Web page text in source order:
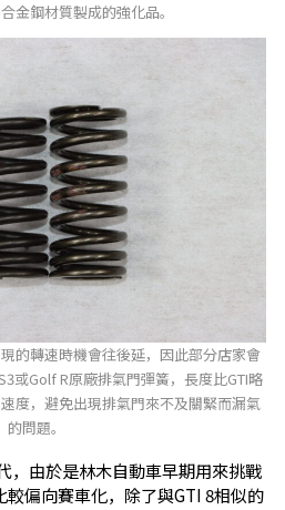
金鋼材質製成的強化品。
的轉速時機會往後延，因此部分店家會
或Golf R原廠排氣門彈簧，長度比GTI略
度，避免出現排氣門來不及關緊而漏氣
的問題。
，由於是林木自動車早期用來挑戰
偏向賽車化，除了與GTI 8相似的